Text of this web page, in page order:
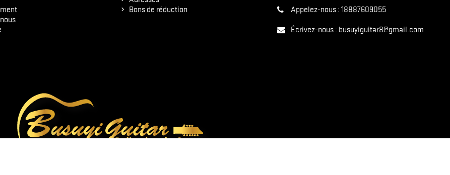
Bons de réduction
Appelez-nous : 18887609055
Écrivez-nous : busuyiguitar8@gmail.com